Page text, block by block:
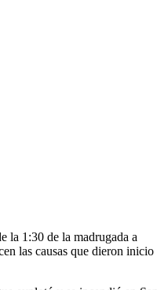
la 1:30 de la madrugada a
las causas que dieron inicio